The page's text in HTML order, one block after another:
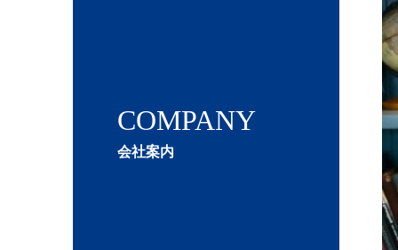
COMPANY
会社案内